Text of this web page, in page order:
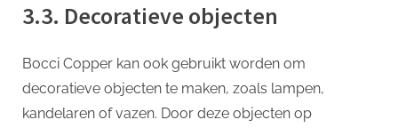
3.3. Decoratieve objecten
Bocci Copper kan ook gebruikt worden om
decoratieve objecten te maken, zoals lampen,
kandelaren of vazen. Door deze objecten op